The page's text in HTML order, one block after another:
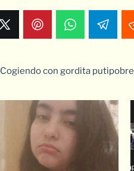
Cogiendo con gordita putipobre